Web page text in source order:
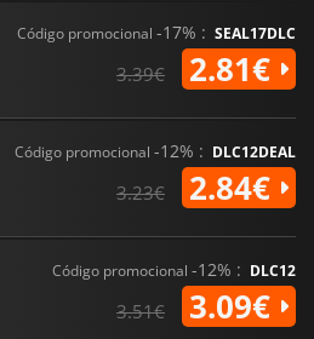
Código promocional -17% : SEAL17DLC
3.39€ 2.81€
Código promocional -12% : DLC12DEAL
3.23€ 2.84€
Código promocional -12% : DLC12
3.51€ 3.09€